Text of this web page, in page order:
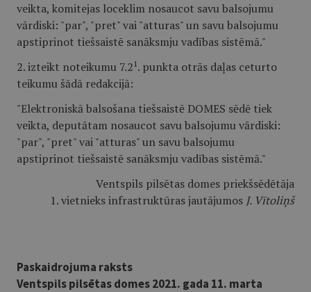
veikta, komitejas loceklim nosaucot savu balsojumu
vārdiski: "par", "pret" vai "atturas" un savu balsojumu
apstiprinot tiešsaistē sanāksmju vadības sistēmā."
2. izteikt noteikumu 7.2 1 . punkta otrās daļas ceturto
teikumu šādā redakcijā:
"Elektroniskā balsošana tiešsaistē DOMES sēdē tiek
veikta, deputātam nosaucot savu balsojumu vārdiski:
"par", "pret" vai "atturas" un savu balsojumu
apstiprinot tiešsaistē sanāksmju vadības sistēmā."
Ventspils pilsētas domes priekšsēdētāja
1. vietnieks infrastruktūras jautājumos J. Vītoliņš
Paskaidrojuma raksts
Ventspils pilsētas domes 2021. gada 11. marta